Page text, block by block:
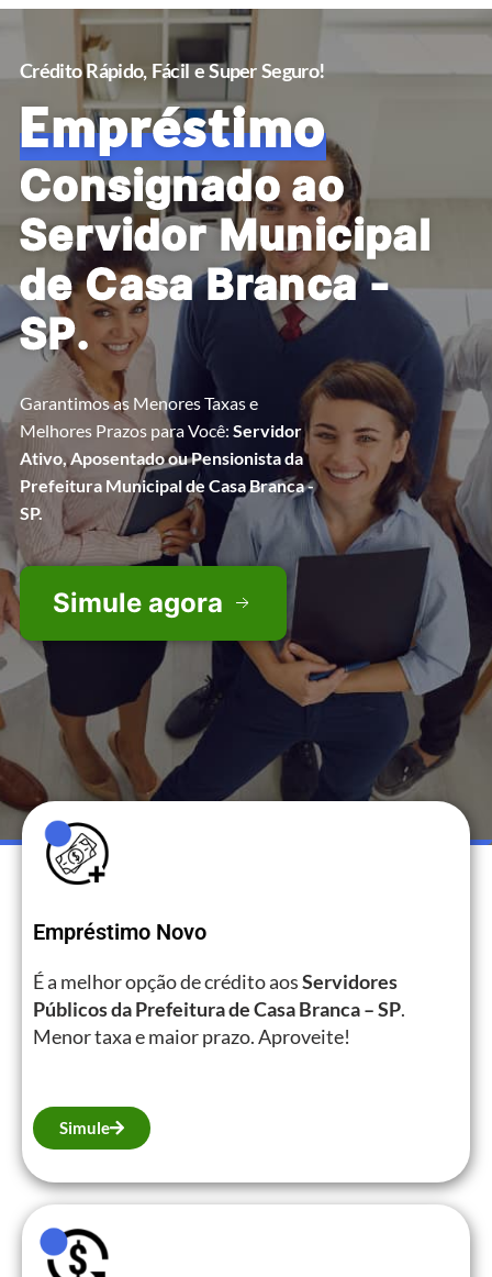
Crédito Rápido, Fácil e Super Seguro!
Empréstimo
Consignado ao
Servidor Municipal
de Casa Branca -
SP.
Garantimos as Menores Taxas e
Melhores Prazos para Você: Servidor
Ativo, Aposentado ou Pensionista da
Prefeitura Municipal de Casa Branca -
SP.
Simule agora
Empréstimo Novo
É a melhor opção de crédito aosServidores
Públicos da Prefeitura de Casa Branca – SP.
Menor taxa e maior prazo. Aproveite!
Simule